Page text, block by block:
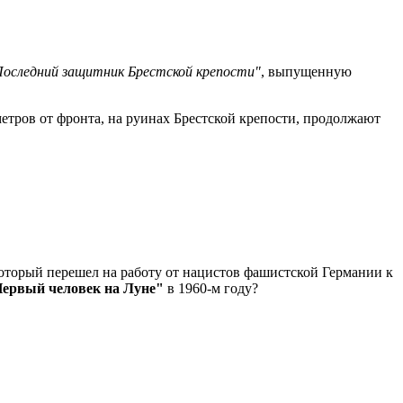
защитник Брестской крепости", выпущенную
от фронта, на руинах Брестской крепости, продолжают
перешел на работу от нацистов фашистской Германии к
человек на Луне" в 1960-м году?